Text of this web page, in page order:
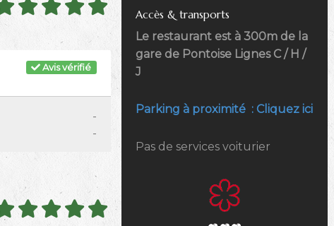
Avis vérifié
-
-
Accès & transports
Le restaurant est à 300m de la
gare de Pontoise Lignes C / H /
J
Parking à proximité : Cliquez ici
Pas de services voiturier